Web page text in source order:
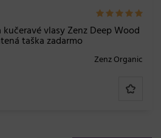
kučeravé vlasy Zenz Deep Wood
taška zadarmo
Zenz Organic